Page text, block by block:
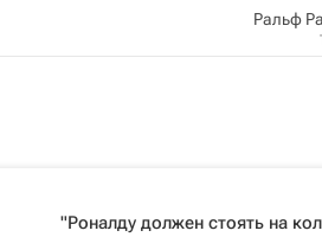
Ральф
"Роналду должен стоять на